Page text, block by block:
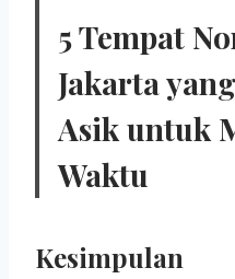
5 Tempat
Jakarta
Asik untuk
Waktu
Kesimpulan